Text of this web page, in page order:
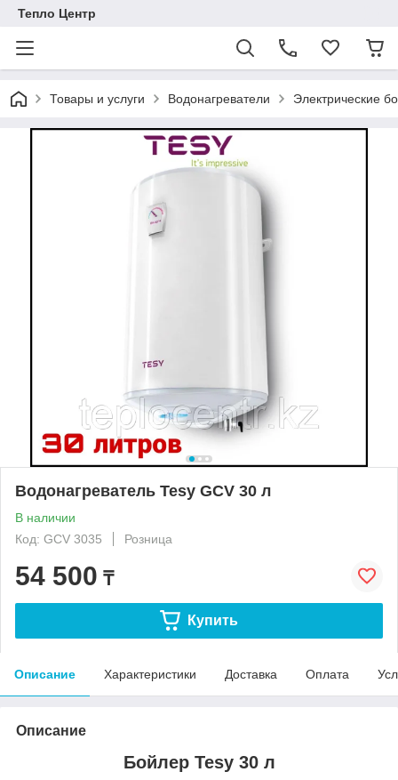
Тепло Центр
Товары и услуги Водонагреватели Электрические
Водонагреватель Tesy GCV 30 л
В наличии
Код: GCV 3035
Розница
54 500 ₸
Купить
Описание Характеристики Доставка Оплата
Описание
Бойлер Tesy 30 л